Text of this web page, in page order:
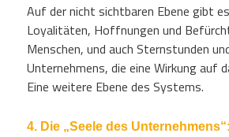
Auf der nicht sichtbaren Ebene gibt
Loyalitäten, Hoffnungen und
Menschen, und auch Sternstunden
Unternehmens, die eine Wirkung auf
Eine weitere Ebene des Systems.
4. Die „Seele des